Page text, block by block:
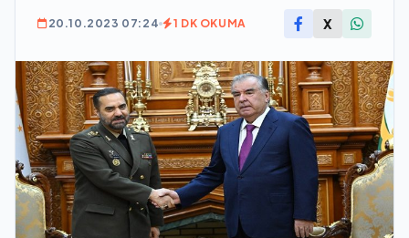
20.10.2023 07:24 1 DK OKUMA X